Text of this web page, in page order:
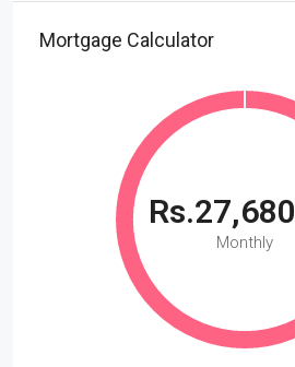
Mortgage Calculator
Monthly